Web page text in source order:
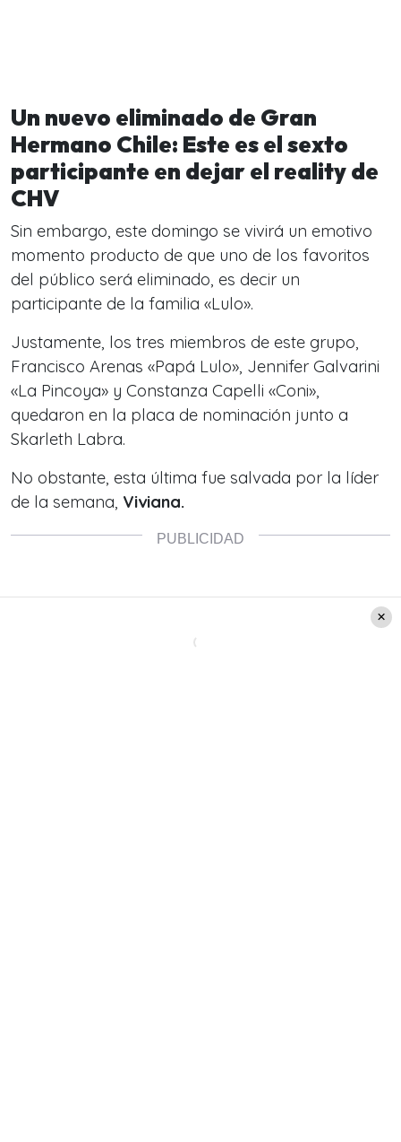
Un nuevo eliminado de Gran
Hermano Chile: Este es el sexto
participante en dejar el reality de
CHV
Sin embargo, este domingo se vivirá un emotivo
momento producto de que uno de los favoritos
del público será eliminado, es decir un
participante de la familia «Lulo».
Justamente, los tres miembros de este grupo,
Francisco Arenas «Papá Lulo», Jennifer Galvarini
«La Pincoya» y Constanza Capelli «Coni»,
quedaron en la placa de nominación junto a
Skarleth Labra.
No obstante, esta última fue salvada por la líder
de la semana, Viviana.